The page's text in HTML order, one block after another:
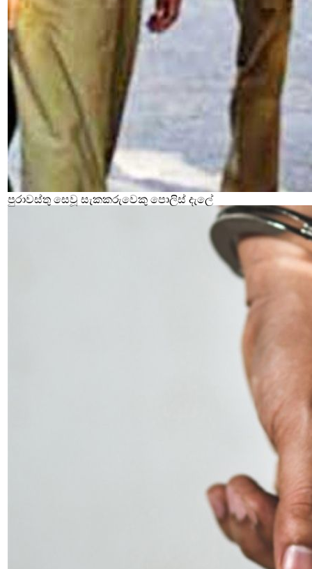
පුරාවස්තු සෙවූ සැකකරුවෙකු පොලිස් දැලේ